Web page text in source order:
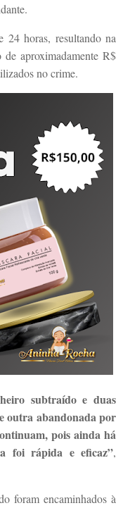
24 horas, resultando na
de aproximadamente R$
no crime.
subtraído e duas
outra abandonada por
pois ainda há
foi rápida e eficaz”,
foram encaminhados à